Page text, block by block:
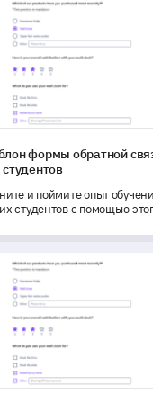
формы обратной
и поймите опыт
студентов с помощью
формы обратной